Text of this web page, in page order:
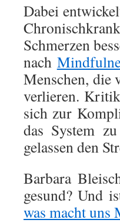
Dabei
Schmerzen
nach
Menschen, die
verlieren.
sich zur
das System
gelassen den
Barbara
gesund? Und
was macht